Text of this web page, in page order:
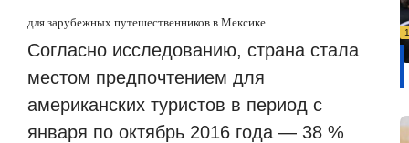
для зарубежных путешественников в Мексике.
Согласно исследованию, страна стала
местом предпочтением для
американских туристов в период с
января по октябрь 2016 года — 38 %